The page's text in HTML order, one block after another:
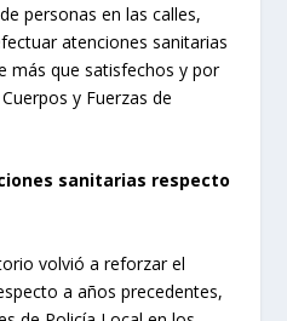
personas en las calles,
atenciones sanitarias
más que satisfechos y por
y Fuerzas de
sanitarias respecto
volvió a reforzar el
a años precedentes,